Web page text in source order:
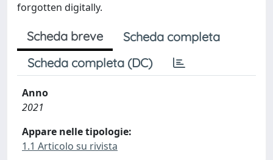
forgotten digitally.
Scheda breve
Scheda completa
Scheda completa (DC)
Anno
2021
Appare nelle tipologie:
1.1 Articolo su rivista